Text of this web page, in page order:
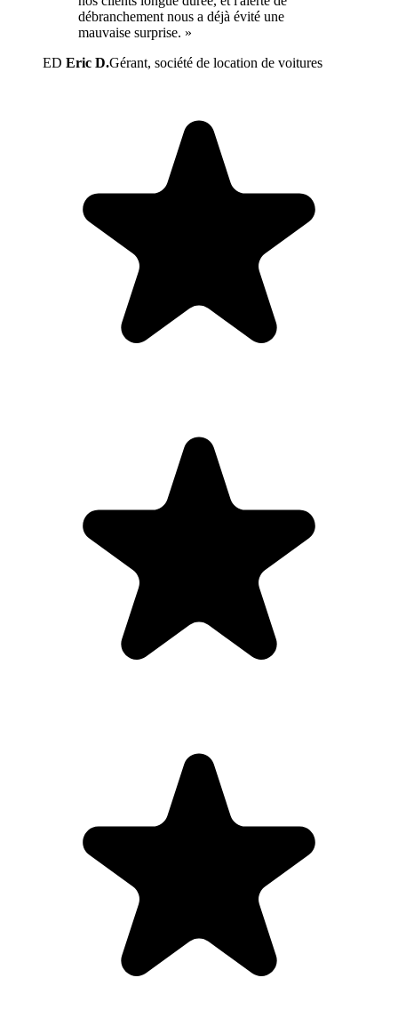
débranchement nous a déjà évité une
mauvaise surprise. »
ED Eric D.Gérant, société de location de voitures